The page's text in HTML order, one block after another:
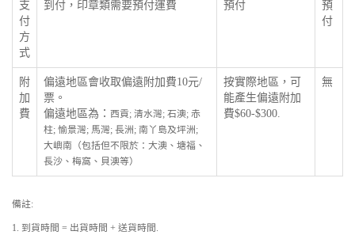
支
付
方
式
到付，印章類需要預付運費 預付
預
付
附
加
費
偏遠地區會收取偏遠附加費10元/
票。
偏遠地區為： 西貢; 清水灣; 石澳; 赤
柱; 愉景灣; 馬灣; 長洲; 南丫島及坪洲;
大嶼南（包括但不限於：大澳、塘福、
長沙、梅窩、貝澳等）
按實際地區，可
能產生偏遠附加
費$60-$300.
無
備註:
1. 到貨時間 = 出貨時間 + 送貨時間.